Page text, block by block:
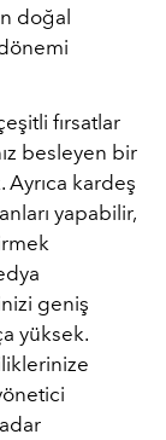
doğal
fırsatlar
besleyen bir
Ayrıca kardeş
yapabilir,
geniş
yüksek.